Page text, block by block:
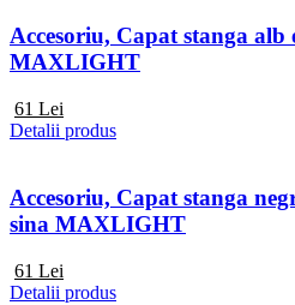
Accesoriu, Capat stanga
MAXLIGHT
61 Lei
Detalii produs
Accesoriu, Capat stanga
sina MAXLIGHT
61 Lei
Detalii produs